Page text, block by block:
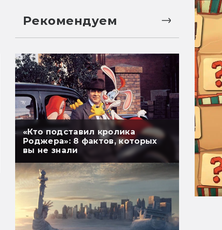
Рекомендуем
«Кто подставил кролика
Роджера»: 8 фактов, которых
вы не знали